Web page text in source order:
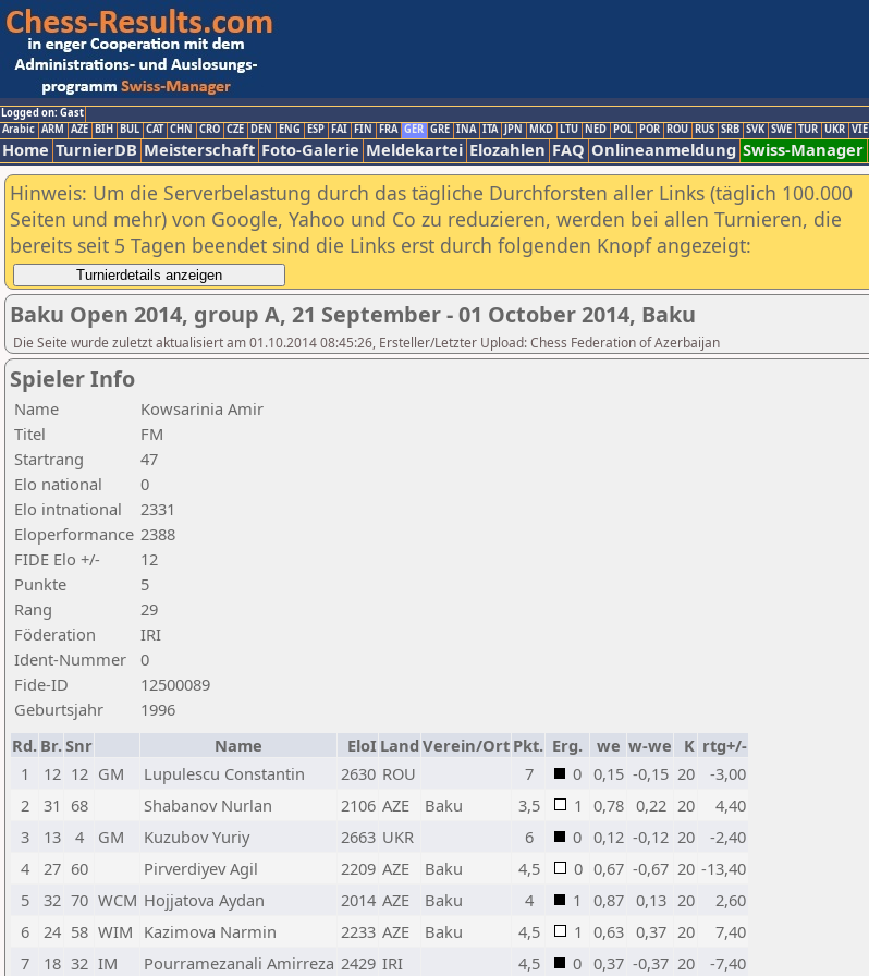
Logged on: Gast
Arabic ARM AZE BIH BUL CAT CHN CRO CZE DEN ENG ESP FAI FIN FRA GER GRE INA ITA JPN MKD LTU NED POL POR ROU RUS SRB SVK SWE TUR UKR VIE
Home TurnierDB Meisterschaft Foto-Galerie Meldekartei Elozahlen FAQ Onlineanmeldung Swiss-Manager
Hinweis: Um die Serverbelastung durch das tägliche Durchforsten aller Links (täglich 100.000
Seiten und mehr) von Google, Yahoo und Co zu reduzieren, werden bei allen Turnieren, die
bereits seit 5 Tagen beendet sind die Links erst durch folgenden Knopf angezeigt:
Baku Open 2014, group A, 21 September - 01 October 2014, Baku
Die Seite wurde zuletzt aktualisiert am 01.10.2014 08:45:26, Ersteller/Letzter Upload: Chess Federation of Azerbaijan
Spieler Info
Name
Kowsarinia Amir
Titel
FM
Startrang
47
Elo national
0
Elo intnational
2331
Eloperformance 2388
FIDE Elo +/-
12
Punkte
5
Rang
29
Föderation
IRI
Ident-Nummer
0
Fide-ID
12500089
Geburtsjahr
1996
Rd. Br.Snr Name EloI Land Verein/Ort Pkt. Erg. we w-we K rtg+/-
1
12 12 GM Lupulescu Constantin 2630 ROU 7 0 0,15 -0,15 20
-3,00
2
31 68 Shabanov Nurlan 2106 AZE Baku 3,5 1 0,78 0,22 20
4,40
3
13 4 GM Kuzubov Yuriy 2663 UKR 6 0 0,12 -0,12 20
-2,40
4
27 60 Pirverdiyev Agil 2209 AZE Baku 4,5 0 0,67 -0,67 20 -13,40
5
32 70 WCM Hojjatova Aydan 2014 AZE Baku 4 1 0,87 0,13 20
2,60
6
24 58 WIM Kazimova Narmin 2233 AZE Baku 4,5 1 0,63 0,37 20
7,40
7
18 32 IM Pourramezanali Amirreza 2429 IRI 4,5 0 0,37 -0,37 20 -7,40